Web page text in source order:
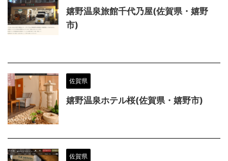
嬉野温泉旅館千代乃屋(佐賀県・嬉野
市)
佐賀県
嬉野温泉ホテル桜(佐賀県・嬉野市)
佐賀県